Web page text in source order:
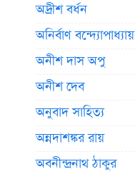
অদ্রীশ বর্ধন
অনির্বাণ বন্দ্যোপাধ্যায়
অনীশ দাস অপু
অনীশ দেব
অনুবাদ সাহিত্য
অন্নদাশঙ্কর রায়
অবনীন্দ্রনাথ ঠাকুর